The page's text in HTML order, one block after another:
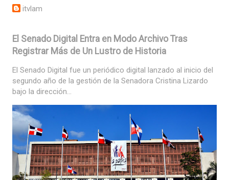
itvlam
El Senado Digital Entra en Modo Archivo Tras
Registrar Más de Un Lustro de Historia
El Senado Digital fue un periódico digital lanzado al inicio del
segundo año de la gestión de la Senadora Cristina Lizardo
bajo la dirección...